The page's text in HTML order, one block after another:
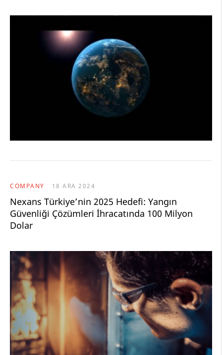
COMPANY 18 ARA 2024
Nexans Türkiye’nin 2025 Hedefi: Yangın
Güvenliği Çözümleri İhracatında 100 Milyon
Dolar